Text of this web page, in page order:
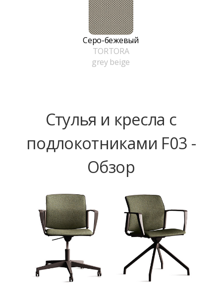
Серо-бежевый
TORTORA
grey beige
Стулья и кресла с
подлокотниками F03 -
Обзор